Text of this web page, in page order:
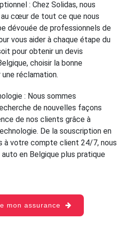
: Chez Solidas, nous
cœur de tout ce que nous
dévouée de professionnels de
vous aider à chaque étape du
pour obtenir un devis
choisir la bonne
réclamation.
: Nous sommes
de nouvelles façons
de nos clients grâce à
De la souscription en
à votre compte client 24/7, nous
en Belgique plus pratique
mon assurance